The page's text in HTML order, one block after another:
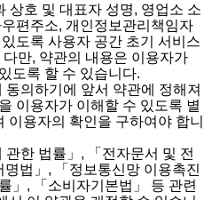
상호 및 대표자 성명, 영업소 소
편주소, 개인정보관리책임자
도록 사용자 공간 초기 서비스
만, 약관의 내용은 이용자가
도록 할 수 있습니다.
의하기에 앞서 약관에 정해져
이용자가 이해할 수 있도록 별
이용자의 확인을 구하여야 합니
한 법률」, 「전자문서 및 전
법」, 「정보통신망 이용촉진
」, 「소비자기본법」 등 관련